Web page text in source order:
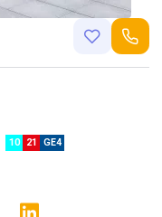
10 21 GE4